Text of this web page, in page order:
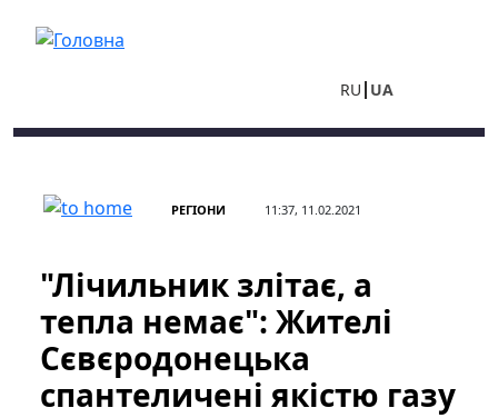
RU UA
РЕГІОНИ 11:37, 11.02.2021
"Лічильник злітає, а
тепла немає": Жителі
Сєвєродонецька
спантеличені якістю газу